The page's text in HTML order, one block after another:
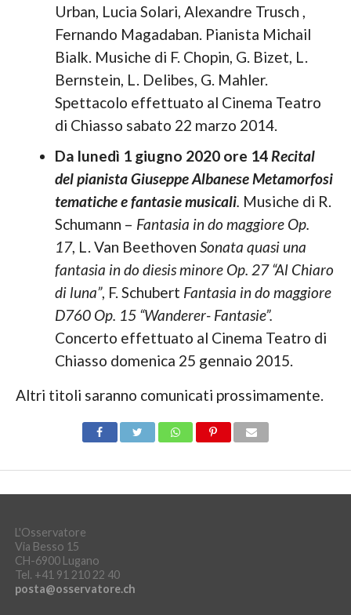
Urban, Lucia Solari, Alexandre Trusch ,
Fernando Magadaban. Pianista Michail
Bialk. Musiche di F. Chopin, G. Bizet, L.
Bernstein, L. Delibes, G. Mahler.
Spettacolo effettuato al Cinema Teatro
di Chiasso sabato 22 marzo 2014.
Da lunedì 1 giugno 2020 ore 14 Recital
del pianista Giuseppe Albanese Metamorfosi
tematiche e fantasie musicali. Musiche di R.
Schumann – Fantasia in do maggiore Op.
17, L. Van Beethoven Sonata quasi una
fantasia in do diesis minore Op. 27 “Al Chiaro
di luna”, F. Schubert Fantasia in do maggiore
D760 Op. 15 “Wanderer- Fantasie”.
Concerto effettuato al Cinema Teatro di
Chiasso domenica 25 gennaio 2015.
Altri titoli saranno comunicati prossimamente.
L'Osservatore
Via Besso 15
CH-6900 Lugano
Tel. +41 91 210 22 40
posta@osservatore.ch